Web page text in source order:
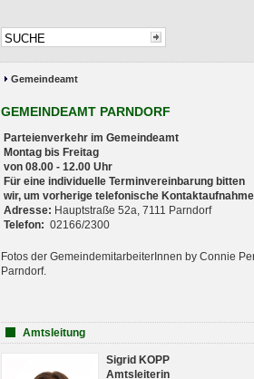
Gemeindeamt
GEMEINDEAMT PARNDORF
Parteienverkehr im Gemeindeamt
Montag bis Freitag
von 08.00 - 12.00 Uhr
Für eine individuelle Terminvereinbarung bitten
wir, um vorherige telefonische Kontaktaufnahme
Adresse: Hauptstraße 52a, 7111 Parndorf
Telefon: 02166/2300
Fotos der GemeindemitarbeiterInnen by Connie
Parndorf.
Amtsleitung
Sigrid KOPP
Amtsleiterin